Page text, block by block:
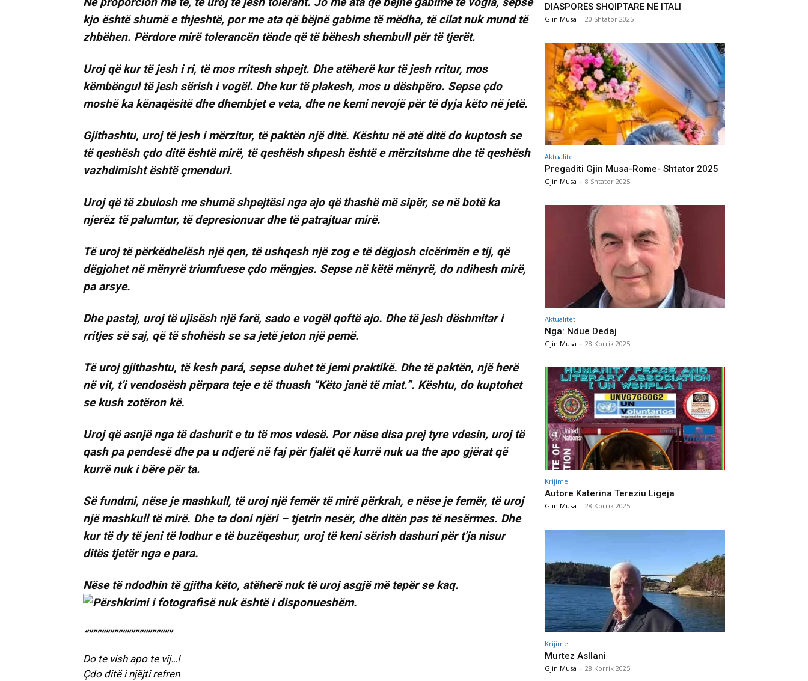
kjo është shumë e thjeshtë, por me ata që bëjnë gabime të mëdha, të cilat nuk mund të
zhbëhen. Përdore mirë tolerancën tënde që të bëhesh shembull për të tjerët.
Uroj që kur të jesh i ri, të mos rritesh shpejt. Dhe atëherë kur të jesh rritur, mos
këmbëngul të jesh sërish i vogël. Dhe kur të plakesh, mos u dëshpëro. Sepse çdo
moshë ka kënaqësitë dhe dhembjet e veta, dhe ne kemi nevojë për të dyja këto në jetë.
Gjithashtu, uroj të jesh i mërzitur, të paktën një ditë. Kështu në atë ditë do kuptosh se
të qeshësh çdo ditë është mirë, të qeshësh shpesh është e mërzitshme dhe të qeshësh
vazhdimisht është çmenduri.
Uroj që të zbulosh me shumë shpejtësi nga ajo që thashë më sipër, se në botë ka
njerëz të palumtur, të depresionuar dhe të patrajtuar mirë.
Të uroj të përkëdhelësh një qen, të ushqesh një zog e të dëgjosh cicërimën e tij, që
dëgjohet në mënyrë triumfuese çdo mëngjes. Sepse në këtë mënyrë, do ndihesh mirë,
pa arsye.
Dhe pastaj, uroj të ujisësh një farë, sado e vogël qoftë ajo. Dhe të jesh dëshmitar i
rritjes së saj, që të shohësh se sa jetë jeton një pemë.
Të uroj gjithashtu, të kesh pará, sepse duhet të jemi praktikë. Dhe të paktën, një herë
në vit, t’i vendosësh përpara teje e të thuash “Këto janë të miat.”. Kështu, do kuptohet
se kush zotëron kë.
Uroj që asnjë nga të dashurit e tu të mos vdesë. Por nëse disa prej tyre vdesin, uroj të
qash pa pendesë dhe pa u ndjerë në faj për fjalët që kurrë nuk ua the apo gjërat që
kurrë nuk i bëre për ta.
Së fundmi, nëse je mashkull, të uroj një femër të mirë përkrah, e nëse je femër, të uroj
një mashkull të mirë. Dhe ta doni njëri – tjetrin nesër, dhe ditën pas të nesërmes. Dhe
kur të dy të jeni të lodhur e të buzëqeshur, uroj të keni sërish dashuri për t’ja nisur
ditës tjetër nga e para.
Nëse të ndodhin të gjitha këto, atëherë nuk të uroj asgjë më tepër se kaq.
“””””””””””””””””””””
Do te vish apo te vij…!
Çdo ditë i njëjti refren
DIASPORËS SHQIPTARE NË ITALI
Gjin Musa - 20 Shtator 2025
Aktualitet
Pregaditi Gjin Musa-Rome- Shtator 2025
Gjin Musa - 8 Shtator 2025
Aktualitet
Nga: Ndue Dedaj
Gjin Musa - 28 Korrik 2025
Krijime
Autore Katerina Tereziu Ligeja
Gjin Musa - 28 Korrik 2025
Krijime
Murtez Asllani
Gjin Musa - 28 Korrik 2025